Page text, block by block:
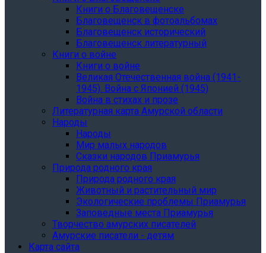
Книги о Благовещенске
Благовещенск в фотоальбомах
Благовещенск исторический
Благовещенск литературный
Книги о войне
Книги о войне
Великая Отечественная война (1941-
1945). Война с Японией (1945)
Война в стихах и прозе
Литературная карта Амурской области
Народы
Народы
Мир малых народов
Сказки народов Приамурья
Природа родного края
Природа родного края
Животный и растительный мир
Экологические проблемы Приамурья
Заповедные места Приамурья
Творчество амурских писателей
Амурские писатели - детям
Карта сайта